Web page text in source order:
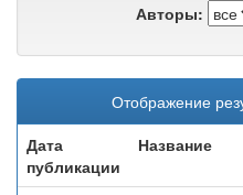
Авторы:
Отображение
Дата
публикации
Название